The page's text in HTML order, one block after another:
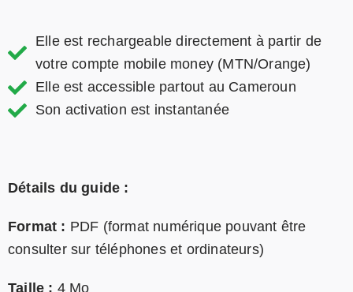
Elle est rechargeable directement à partir de
votre compte mobile money (MTN/Orange)
Elle est accessible partout au Cameroun
Son activation est instantanée
Détails du guide :
Format : PDF (format numérique pouvant être
consulter sur téléphones et ordinateurs)
Taille : 4 Mo